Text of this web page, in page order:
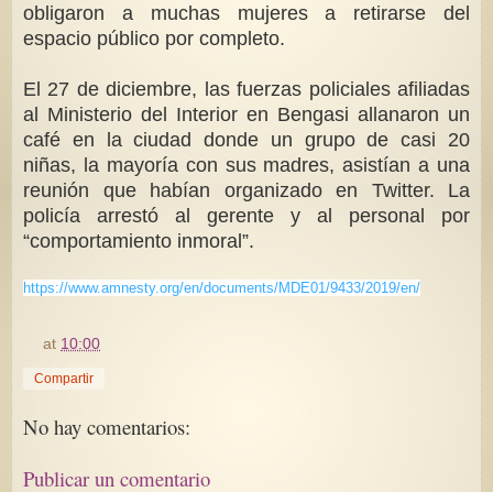
obligaron a muchas mujeres a retirarse del
espacio público por completo.
El 27 de diciembre, las fuerzas policiales afiliadas
al Ministerio del Interior en Bengasi allanaron un
café en la ciudad donde un grupo de casi 20
niñas, la mayoría con sus madres, asistían a una
reunión que habían organizado en Twitter. La
policía arrestó al gerente y al personal por
“comportamiento inmoral”.
https://www.amnesty.org/en/documents/MDE01/9433/2019/en/
at 10:00
Compartir
No hay comentarios:
Publicar un comentario